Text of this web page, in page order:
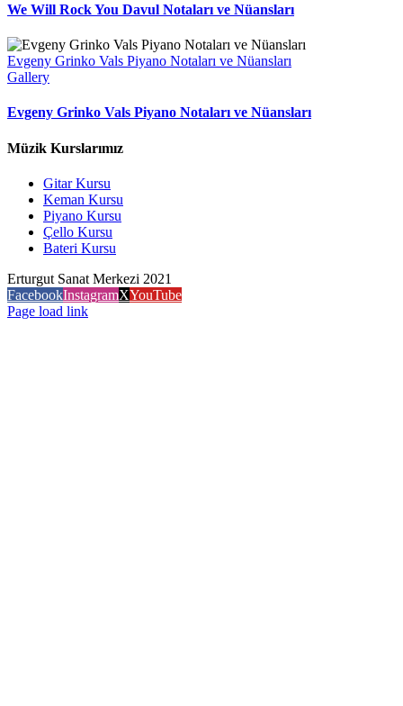
We Will Rock You Davul Notaları ve Nüansları
Evgeny Grinko Vals Piyano Notaları ve Nüansları
Gallery
Evgeny Grinko Vals Piyano Notaları ve Nüansları
Müzik Kurslarımız
Gitar Kursu
Keman Kursu
Piyano Kursu
Çello Kursu
Bateri Kursu
Erturgut Sanat Merkezi 2021
FacebookInstagramXYouTube
Page load link